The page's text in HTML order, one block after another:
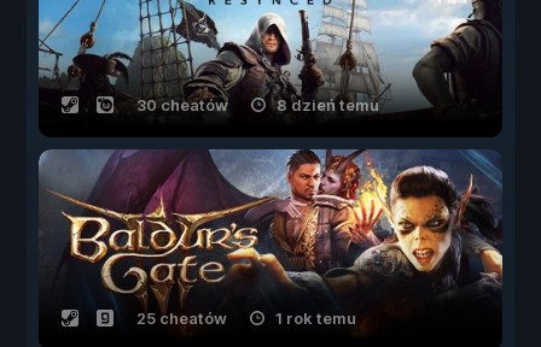
30 cheatów 8 dzień temu
25 cheatów 1 rok temu